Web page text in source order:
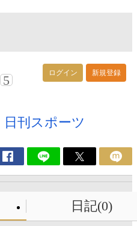
ログイン 新規登録
5
日刊スポーツ
日記(0)